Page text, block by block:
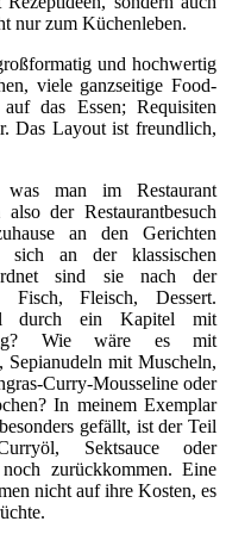
nur zum Küchenleben.
und hochwertig
viele ganzseitige Food-
das Essen; Requisiten
Das Layout ist freundlich,
man im Restaurant
der Restaurantbesuch
an den Gerichten
sich an der klassischen
sind sie nach der
Fisch, Fleisch, Dessert.
durch ein Kapitel mit
Wie wäre es mit
Sepianudeln mit Muscheln,
Curry-Mousseline oder
In meinem Exemplar
gefällt, ist der Teil
Sektsauce oder
zurückkommen. Eine
nicht auf ihre Kosten, es